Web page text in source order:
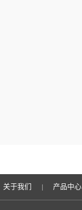
关于我们 产品中心